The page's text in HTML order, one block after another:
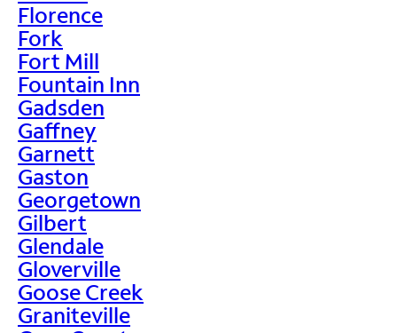
Florence
Fork
Fort Mill
Fountain Inn
Gadsden
Gaffney
Garnett
Gaston
Georgetown
Gilbert
Glendale
Gloverville
Goose Creek
Graniteville